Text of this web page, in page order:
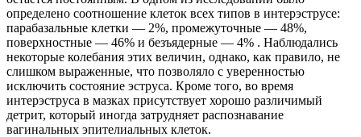
определено соотношение клеток всех типов в интерэструсе:
парабазальные клетки — 2%, промежуточные — 48%,
поверхностные — 46% и безъядерные — 4% . Наблюдались
некоторые колебания этих величин, однако, как правило, не
слишком выраженные, что позволяло с уверенностью
исключить состояние эструса. Кроме того, во время
интерэструса в мазках присутствует хорошо различимый
детрит, который иногда затрудняет распознавание
вагинальных эпителиальных клеток.